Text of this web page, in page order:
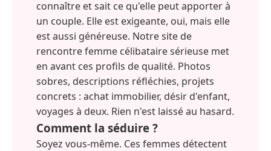
connaître et sait ce qu'elle peut apporter à
un couple. Elle est exigeante, oui, mais elle
est aussi généreuse. Notre site de
rencontre femme célibataire sérieuse met
en avant ces profils de qualité. Photos
sobres, descriptions réfléchies, projets
concrets : achat immobilier, désir d'enfant,
voyages à deux. Rien n'est laissé au hasard.
Comment la séduire ?
Soyez vous-même. Ces femmes détectent